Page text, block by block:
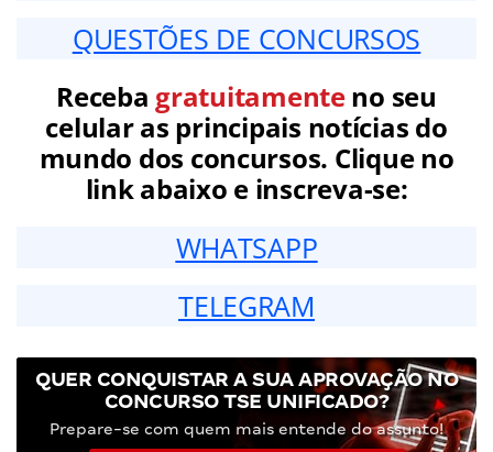
QUESTÕES DE CONCURSOS
Receba gratuitamenteno seu
celular as principais notícias do
mundo dos concursos. Clique no
link abaixo e inscreva-se:
WHATSAPP
TELEGRAM
QUER CONQUISTAR A SUA APROVAÇÃO NO
CONCURSO TSE UNIFICADO?
Prepare-se com quem mais entende do assunto!